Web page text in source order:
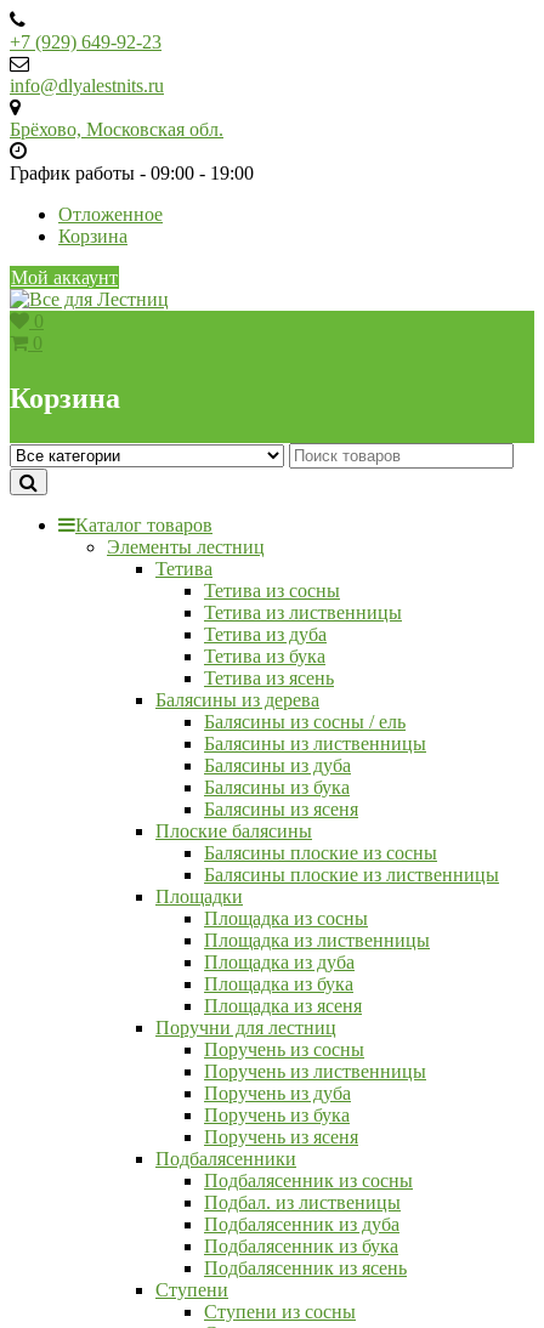
Skip
to
content
+7 (929) 649-92-23
info@dlyalestnits.ru
Брёхово, Московская обл.
График работы - 09:00 - 19:00
Отложенное
Корзина
Мой аккаунт
0
0
Корзина
Каталог товаров
Элементы лестниц
Тетива
Тетива из сосны
Тетива из лиственницы
Тетива из дуба
Тетива из бука
Тетива из ясень
Балясины из дерева
Балясины из сосны / ель
Балясины из лиственницы
Балясины из дуба
Балясины из бука
Балясины из ясеня
Плоские балясины
Балясины плоские из сосны
Балясины плоские из лиственницы
Площадки
Площадка из сосны
Площадка из лиственницы
Площадка из дуба
Площадка из бука
Площадка из ясеня
Поручни для лестниц
Поручень из сосны
Поручень из лиственницы
Поручень из дуба
Поручень из бука
Поручень из ясеня
Подбалясенники
Подбалясенник из сосны
Подбал. из лиственицы
Подбалясенник из дуба
Подбалясенник из бука
Подбалясенник из ясень
Ступени
Ступени из сосны